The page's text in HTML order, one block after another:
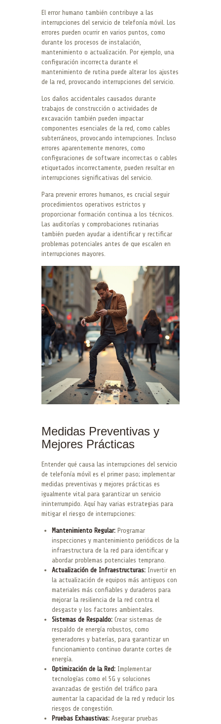
El error humano también contribuye a las
interrupciones del servicio de telefonía móvil. Los
errores pueden ocurrir en varios puntos, como
durante los procesos de instalación,
mantenimiento o actualización. Por ejemplo, una
configuración incorrecta durante el
mantenimiento de rutina puede alterar los ajustes
de la red, provocando interrupciones del servicio.
Los daños accidentales causados durante
trabajos de construcción o actividades de
excavación también pueden impactar
componentes esenciales de la red, como cables
subterráneos, provocando interrupciones. Incluso
errores aparentemente menores, como
configuraciones de software incorrectas o cables
etiquetados incorrectamente, pueden resultar en
interrupciones significativas del servicio.
Para prevenir errores humanos, es crucial seguir
procedimientos operativos estrictos y
proporcionar formación continua a los técnicos.
Las auditorías y comprobaciones rutinarias
también pueden ayudar a identificar y rectificar
problemas potenciales antes de que escalen en
interrupciones mayores.
Medidas Preventivas y
Mejores Prácticas
Entender qué causa las interrupciones del servicio
de telefonía móvil es el primer paso; implementar
medidas preventivas y mejores prácticas es
igualmente vital para garantizar un servicio
ininterrumpido. Aquí hay varias estrategias para
mitigar el riesgo de interrupciones:
Mantenimiento Regular: Programar
inspecciones y mantenimiento periódicos de la
infraestructura de la red para identificar y
abordar problemas potenciales temprano.
Actualización de Infraestructuras: Invertir en
la actualización de equipos más antiguos con
materiales más confiables y duraderos para
mejorar la resiliencia de la red contra el
desgaste y los factores ambientales.
Sistemas de Respaldo: Crear sistemas de
respaldo de energía robustos, como
generadores y baterías, para garantizar un
funcionamiento continuo durante cortes de
energía.
Optimización de la Red: Implementar
tecnologías como el 5G y soluciones
avanzadas de gestión del tráfico para
aumentar la capacidad de la red y reducir los
riesgos de congestión.
Pruebas Exhaustivas: Asegurar pruebas